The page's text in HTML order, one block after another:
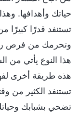
حياتك وأهدافها.
تستنفد قدرًا
وتحرمك من فرص
هذا النوع يأتي
هذه طريقة أخرى
تستنفد الكثير من
تضحي بشبابك